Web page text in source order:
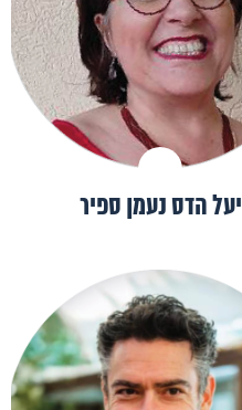
יעל הדס נעמן ספיר